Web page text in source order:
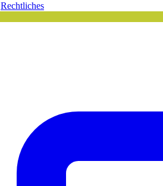
Rechtliches